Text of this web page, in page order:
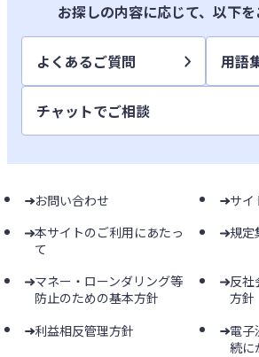
お探しの内容に応じて、以下
よくあるご質問 用語
チャットでご相談
お問い合わせ
サイ
本サイトのご利用にあたっ
て
規定
マネー・ローンダリング等
防止のための基本方針
反社
方針
利益相反管理方針
電子
続に